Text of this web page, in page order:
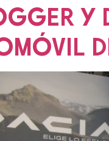
Y